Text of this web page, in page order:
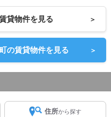
貸物件を見る ＞
の賃貸物件を見る ＞
住所から探す